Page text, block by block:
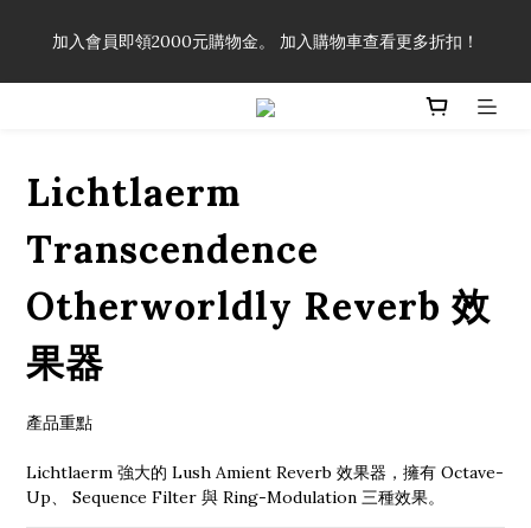
享有弦線、配件終生89折優惠！
加入會員即領2000元購物金。 加入購物車查看更多折扣！
「一生弦命！」單筆購買弦線、配件滿$999（不含運費），即可
Lichtlaerm
Transcendence
Otherworldly Reverb 效
果器
產品重點
Lichtlaerm 強大的 Lush Amient Reverb 效果器，擁有 Octave-
Up、 Sequence Filter 與 Ring-Modulation 三種效果。